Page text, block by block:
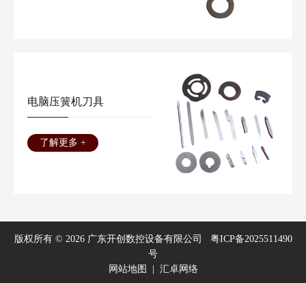
电脑压簧机刀具
了解更多 +
版权所有 © 2026 广东开创数控设备有限公司 粤ICP备2025511490
号
网站地图 | 汇卓网络